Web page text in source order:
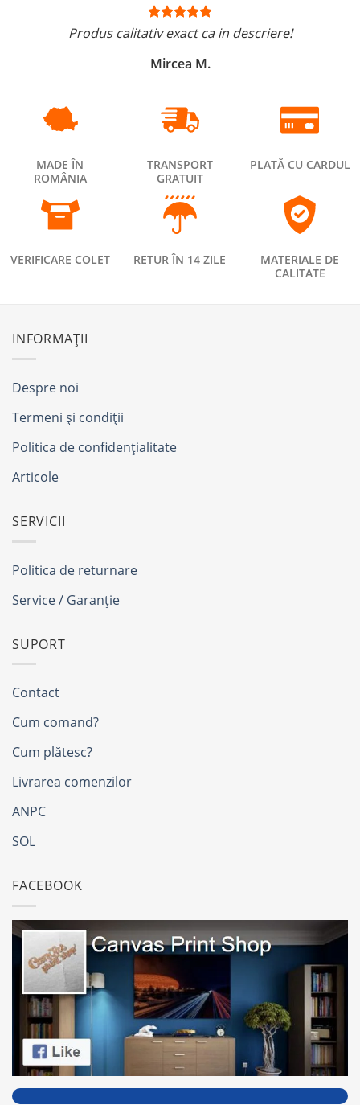
Produs calitativ exact ca in descriere!
Mircea M.
MADE ÎN
ROMÂNIA
TRANSPORT
GRATUIT
PLATĂ CU CARDUL
VERIFICARE COLET RETUR ÎN 14 ZILE
MATERIALE DE
CALITATE
INFORMAȚII
Despre noi
Termeni și condiții
Politica de confidențialitate
Articole
SERVICII
Politica de returnare
Service / Garanție
SUPORT
Contact
Cum comand?
Cum plătesc?
Livrarea comenzilor
ANPC
SOL
FACEBOOK